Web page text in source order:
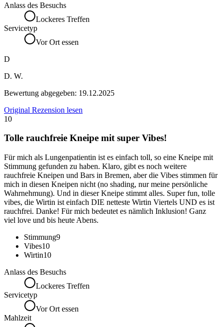
Anlass des Besuchs
Lockeres Treffen
Servicetyp
Vor Ort essen
D
D. W.
Bewertung abgegeben: 19.12.2025
Original Rezension lesen
10
Tolle rauchfreie Kneipe mit super Vibes!
Für mich als Lungenpatientin ist es einfach toll, so eine Kneipe mit
Stimmung gefunden zu haben. Klaro, gibt es noch weitere
rauchfreie Kneipen und Bars in Bremen, aber die Vibes stimmen für
mich in diesen Kneipen nicht (no shading, nur meine persönliche
Wahrnehmung). Und in dieser Kneipe stimmt alles. Super fun, tolle
vibes, die Wirtin ist einfach DIE netteste Wirtin Viertels UND es ist
rauchfrei. Danke! Für mich bedeutet es nämlich Inklusion! Ganz
viel love und bis heute Abens.
Stimmung9
Vibes10
Wirtin10
Anlass des Besuchs
Lockeres Treffen
Servicetyp
Vor Ort essen
Mahlzeit